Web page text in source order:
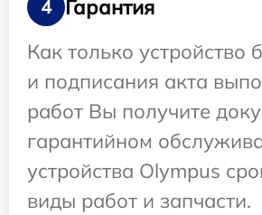
4
Гарантия
Как только устройство
и подписания акта
работ Вы получите
гарантийном
устройства Olympus
виды работ и запчасти.